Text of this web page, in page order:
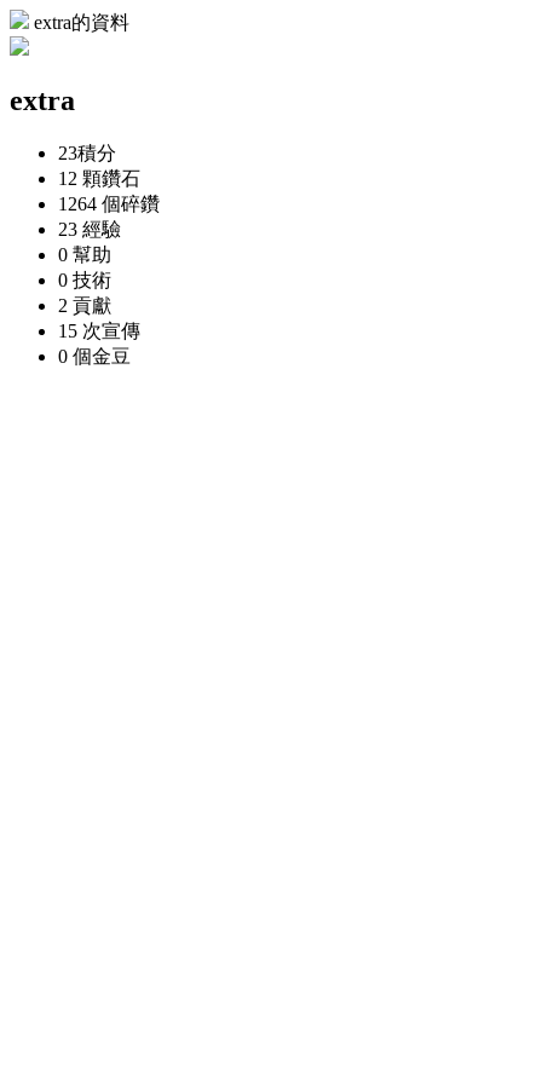
extra的資料
extra
23積分
12 顆鑽石
1264 個碎鑽
23 經驗
0 幫助
0 技術
2 貢獻
15 次宣傳
0 個金豆